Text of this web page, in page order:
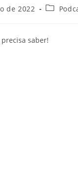
de 2022
saber!